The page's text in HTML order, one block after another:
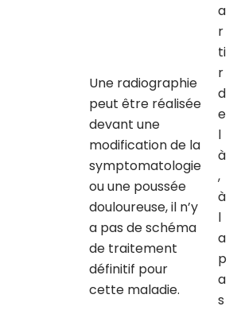
Une radiographie
peut être réalisée
devant une
modification de la
symptomatologie
ou une poussée
douloureuse, il n’y
a pas de schéma
de traitement
définitif pour
cette maladie.
a
r
ti
r
d
e
l
à
,
à
l
a
p
a
s